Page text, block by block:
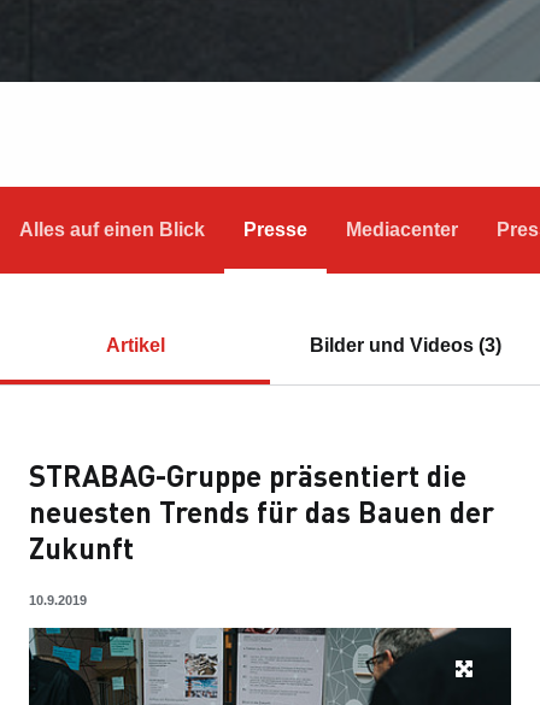
Alles auf einen Blick Presse Mediacenter
Artikel Bilder und Videos (3)
STRABAG-Gruppe präsentiert die
neuesten Trends für das Bauen der
Zukunft
10.9.2019